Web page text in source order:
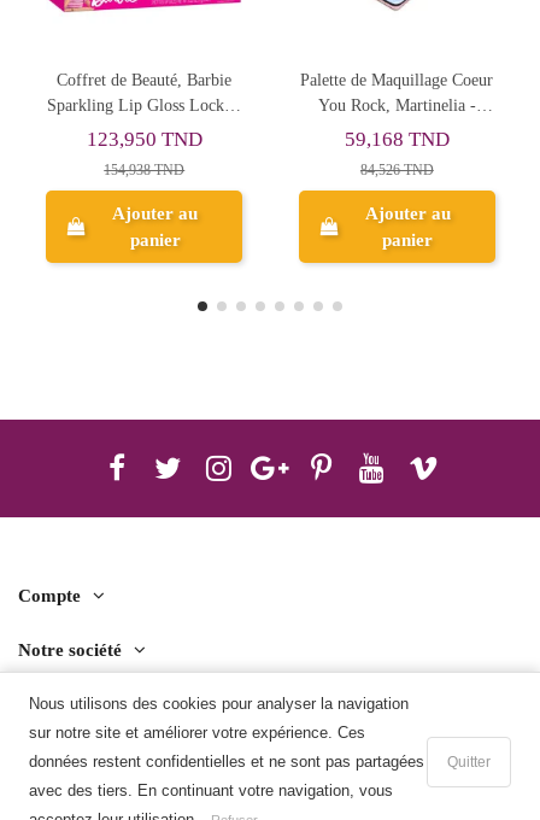
Nous utilisons des cookies pour analyser la navigation
sur notre site et améliorer votre expérience. Ces
données restent confidentielles et ne sont pas partagées
avec des tiers. En continuant votre navigation, vous
Quitter
Ajouter au panier
Palette de Maquillage Coeur
You Rock, Martinelia -
Réf.32504
59,168 TND
84,526 TND
Ajouter au
panier
Malette de Beauté
Martinelia Shimmer Wings
Butterfly
222,094 TND
317,278 TND
Ajouter au
panier
Compte
Notre société
Contact us
Télécharger l'application mobile